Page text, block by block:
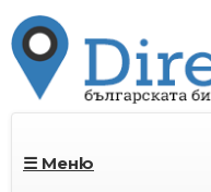
☰ Меню